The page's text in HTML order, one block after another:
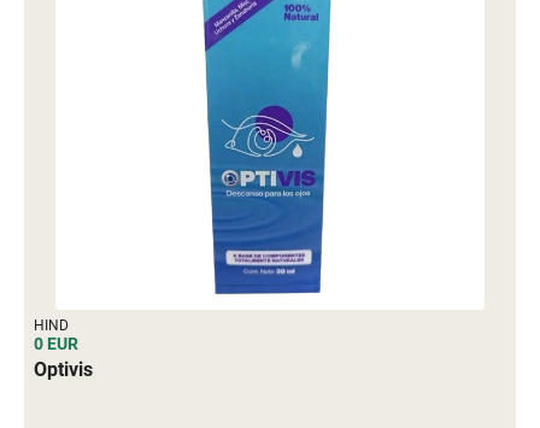
HIND
0 EUR
Optivis